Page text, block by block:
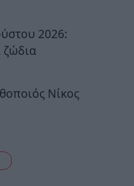
2026:
ζώδια
Νίκος